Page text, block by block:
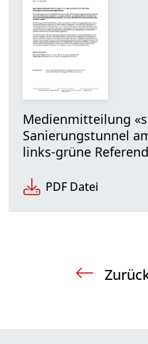
Medienmitteilung
Sanierungstunnel
links-grüne
PDF Datei